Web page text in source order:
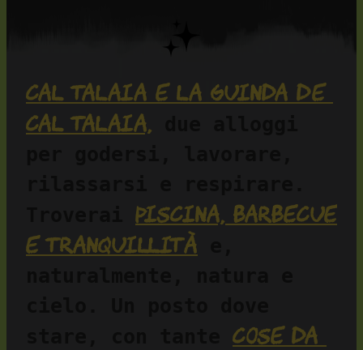
Cal Talaia e La Guinda de
Cal Talaia,
piscina, barbecue
e tranquillità
cose da